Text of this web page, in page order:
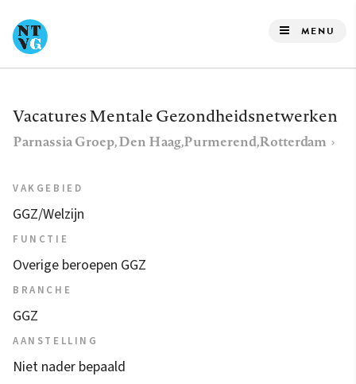
naar
de
gaan
MENU
Vacatures Mentale Gezondheidsnetwerken
Parnassia Groep, Den Haag,Purmerend,Rotterdam
VAKGEBIED
GGZ/Welzijn
FUNCTIE
Overige beroepen GGZ
BRANCHE
GGZ
AANSTELLING
Niet nader bepaald